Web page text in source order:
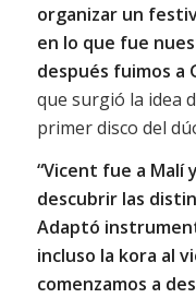
organizar un
en lo que fue
después fuimos a
que surgió la idea
primer disco del
“Vicent fue a Malí
descubrir las
Adaptó
incluso la kora al
comenzamos a